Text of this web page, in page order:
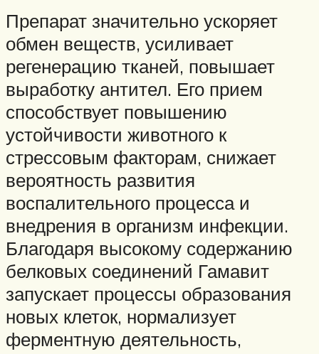
Препарат значительно ускоряет
обмен веществ, усиливает
регенерацию тканей, повышает
выработку антител. Его прием
способствует повышению
устойчивости животного к
стрессовым факторам, снижает
вероятность развития
воспалительного процесса и
внедрения в организм инфекции.
Благодаря высокому содержанию
белковых соединений Гамавит
запускает процессы образования
новых клеток, нормализует
ферментную деятельность,